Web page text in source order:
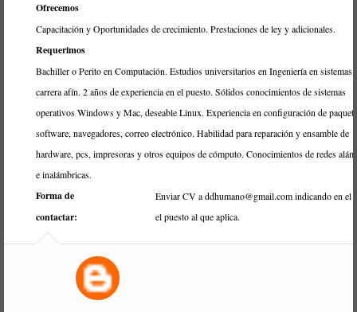
Ofrecemos
Capacitación y Oportunidades de crecimiento. Prestaciones de ley y adicionales.
Requerimos
Bachiller o Perito en Computación. Estudios universitarios en Ingeniería en sistemas
carrera afín. 2 años de experiencia en el puesto. Sólidos conocimientos de sistemas
operativos Windows y Mac, deseable Linux. Experiencia en configuración de
software, navegadores, correo electrónico. Habilidad para reparación y ensamble de
hardware, pcs, impresoras y otros equipos de cómputo. Conocimientos de redes
e inalámbricas.
Forma de
contactar:
Enviar CV a ddhumano@gmail.com indicando en el
el puesto al que aplica.